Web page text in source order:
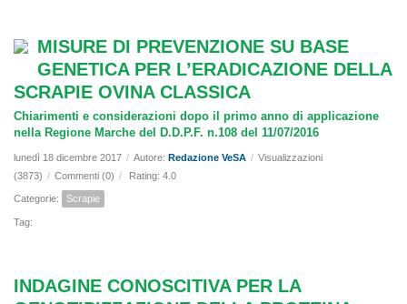
MISURE DI PREVENZIONE SU BASE
GENETICA PER L’ERADICAZIONE DELLA
SCRAPIE OVINA CLASSICA
Chiarimenti e considerazioni dopo il primo anno di applicazione
nella Regione Marche del D.D.P.F. n.108 del 11/07/2016
lunedì 18 dicembre 2017 / Autore: Redazione VeSA / Visualizzazioni
(3873) / Commenti (0) / Rating: 4.0
Categorie: Scrapie
Tag:
INDAGINE CONOSCITIVA PER LA